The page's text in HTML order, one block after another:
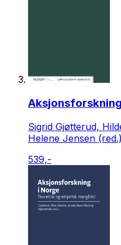
Sigrid Gjøtterud,
Helene Jensen (red.)
539,-